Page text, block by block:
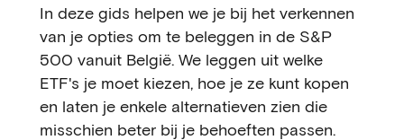
In deze gids helpen we je bij het verkennen
van je opties om te beleggen in de S&P
500 vanuit België. We leggen uit welke
ETF's je moet kiezen, hoe je ze kunt kopen
en laten je enkele alternatieven zien die
misschien beter bij je behoeften passen.